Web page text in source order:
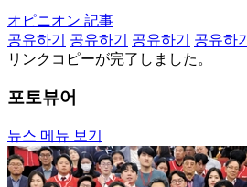
オピニオン 記事
공유하기
공유하기 공유하기 공유하기
リンクコピーが完了しました。
포토뷰어
뉴스 메뉴 보기